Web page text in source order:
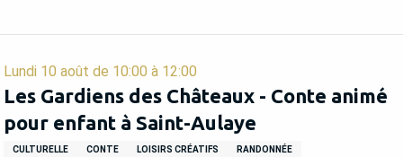
Lundi 10 août de 10:00 à 12:00
Les Gardiens des Châteaux - Conte animé
pour enfant à Saint-Aulaye
CULTURELLE CONTE LOISIRS CRÉATIFS
RANDONNÉE